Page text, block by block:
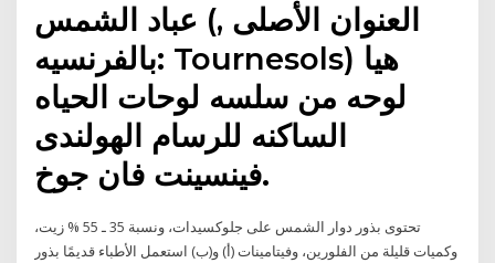
عباد الشمس (العنوان الأصلى ,
بالفرنسيه: Tournesols) هيا
لوحه من سلسه لوحات الحياه
الساكنه للرسام الهولندى
فينسينت فان جوخ.
تحتوى بذور دوار الشمس على جلوكسيدات، ونسبة 35 ـ 55 % زيت،
وكميات قليلة من الفلورين، وفيتامينات (أ) و(ب) استعمل الأطباء قديمًا بذور